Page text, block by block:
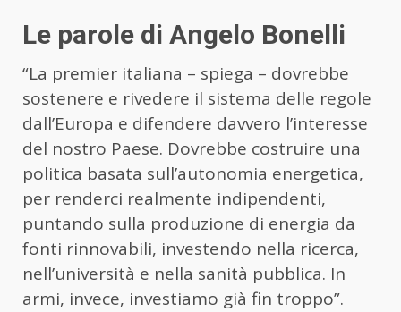
Le parole di Angelo Bonelli
“La premier italiana – spiega – dovrebbe
sostenere e rivedere il sistema delle regole
dall’Europa e difendere davvero l’interesse
del nostro Paese. Dovrebbe costruire una
politica basata sull’autonomia energetica,
per renderci realmente indipendenti,
puntando sulla produzione di energia da
fonti rinnovabili, investendo nella ricerca,
nell’università e nella sanità pubblica. In
armi, invece, investiamo già fin troppo”.